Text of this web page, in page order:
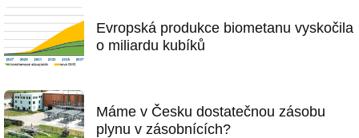
Evropská produkce biometanu vyskočila
o miliardu kubíků
Máme v Česku dostatečnou zásobu
plynu v zásobnících?